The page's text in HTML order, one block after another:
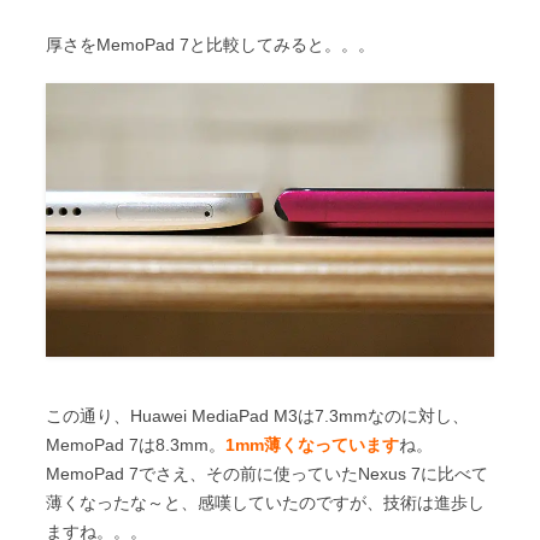
厚さをMemoPad 7と比較してみると。。。
この通り、Huawei MediaPad M3は7.3mmなのに対し、
MemoPad 7は8.3mm。 1mm薄くなっていますね。
MemoPad 7でさえ、その前に使っていたNexus 7に比べて
薄くなったな～と、感嘆していたのですが、技術は進歩し
ますね。。。